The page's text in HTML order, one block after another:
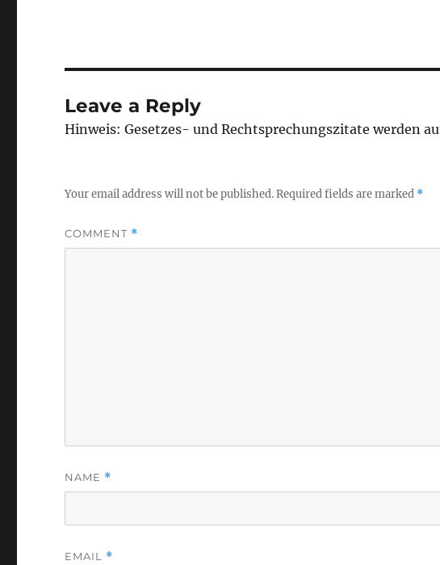
Leave a Reply
Hinweis: Gesetzes- und Rechtsprechungszitate werden
Your email address will not be published.Required fields are marked *
COMMENT *
NAME *
EMAIL *